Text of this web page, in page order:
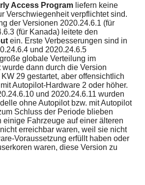
Access Program liefern keine
Verschwiegenheit verpflichtet sind.
der Versionen 2020.24.6.1 (für
(für Kanada) leitete den
ein. Erste Verbesserungen sind in
und 2020.24.6.5
globale Verteilung im
wurde dann durch die Version
29 gestartet, aber offensichtlich
Autopilot-Hardware 2 oder höher.
und 2020.24.6.11 wurden
ohne Autopilot bzw. mit Autopilot
Schluss der Periode blieben
einige Fahrzeuge auf einer älteren
erreichbar waren, weil sie nicht
Voraussetzung erfüllt haben oder
waren, diese Version zu